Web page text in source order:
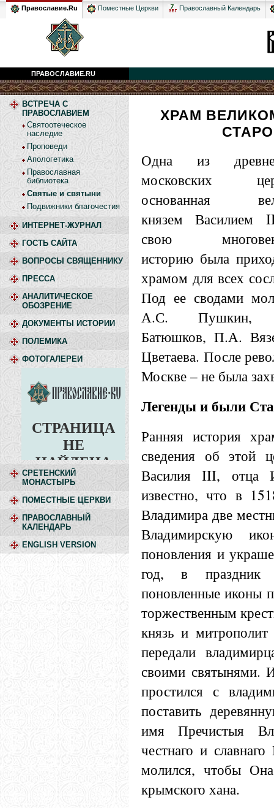
Православие.Ru Поместные Церкви Православный Календарь
ПРАВОСЛАВИЕ.RU
ВСТРЕЧА С
ПРАВОСЛАВИЕМ
Святоотеческое
наследие
Проповеди
Апологетика
Православная
библиотека
Святые и святыни
Подвижники благочестия
ИНТЕРНЕТ-ЖУРНАЛ
ГОСТЬ САЙТА
ВОПРОСЫ СВЯЩЕННИКУ
ПРЕССА
АНАЛИТИЧЕСКОЕ
ОБОЗРЕНИЕ
ДОКУМЕНТЫ ИСТОРИИ
ПОЛЕМИКА
ФОТОГАЛЕРЕИ
СРЕТЕНСКИЙ
МОНАСТЫРЬ
ПОМЕСТНЫЕ ЦЕРКВИ
ПРАВОСЛАВНЫЙ
КАЛЕНДАРЬ
ENGLISH VERSION
ХРАМ
Одна из
московских
основанная
князем Василием
свою
историю была
храмом для всех
Под ее сводами
А.С. Пушкин,
Батюшков, П.А.
Цветаева. После
Москве – не была
Легенды и были
Ранняя история
сведения об этой
Василия III, отца
известно, что в
Владимира две
Владимирскую
поновления и
год, в праздник
поновленные иконы
торжественным
князь и
передали
своими святынями.
простился с
поставить
имя Пречистыя
честнаго и
молился, чтобы
крымского хана.